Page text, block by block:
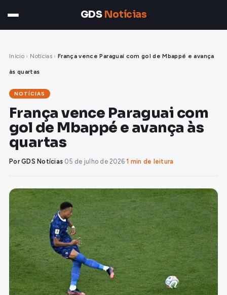
GDS Notícias
Início › Notícias › França vence Paraguai com gol de Mbappé e avança
às quartas
NOTÍCIAS
França vence Paraguai com
gol de Mbappé e avança às
quartas
Por GDS Notícias·05 de julho de 2026·1 min de leitura